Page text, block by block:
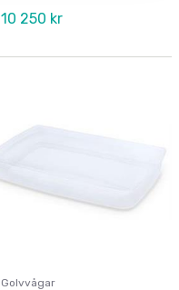
10 250 kr
Golvvågar